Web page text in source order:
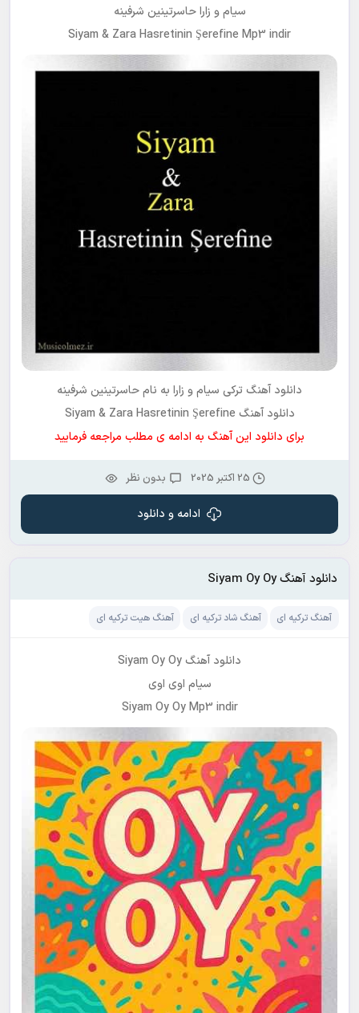
سیام و زارا حاسرتینین شرفینه
Siyam & Zara Hasretinin Şerefine Mp3 indir
دانلود آهنگ ترکی سیام و زارا به نامحاسرتینین شرفینه
دانلود آهنگ Siyam & Zara Hasretinin Şerefine
برای دانلود این آهنگ به ادامه ی مطلب مراجعه فرمایید
25 اکتبر 2025 بدون نظر
ادامه و دانلود
دانلود آهنگ Siyam Oy Oy
آهنگ ترکیه ای آهنگ شاد ترکیه ای آهنگ هیت ترکیه ای
دانلود آهنگ Siyam Oy Oy
سیام اوی اوی
Siyam Oy Oy Mp3 indir